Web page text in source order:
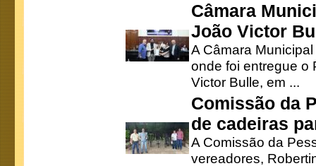
Câmara
João Victor
A Câmara
onde foi entregue o
Victor Bulle, em ...
Comissão da
de cadeiras
A Comissão da
vereadores,